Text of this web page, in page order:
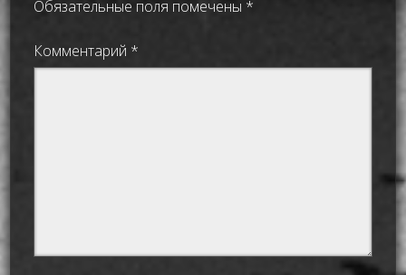
Обязательные поля помечены *
Комментарий *